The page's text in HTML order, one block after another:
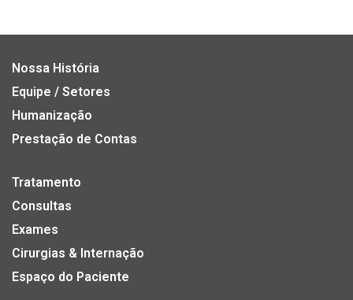
Nossa História
Equipe / Setores
Humanização
Prestação de Contas
Tratamento
Consultas
Exames
Cirurgias & Internação
Espaço do Paciente